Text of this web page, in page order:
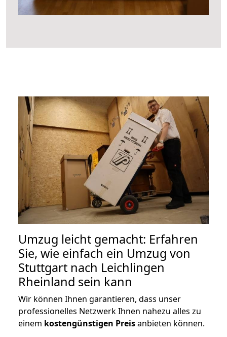
Umzug leicht gemacht: Erfahren
Sie, wie einfach ein Umzug von
Stuttgart nach Leichlingen
Rheinland sein kann
Wir können Ihnen garantieren, dass unser
professionelles Netzwerk Ihnen nahezu alles zu
einem kostengünstigen Preisanbieten können.